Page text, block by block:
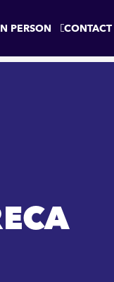
PERSON CONTACT